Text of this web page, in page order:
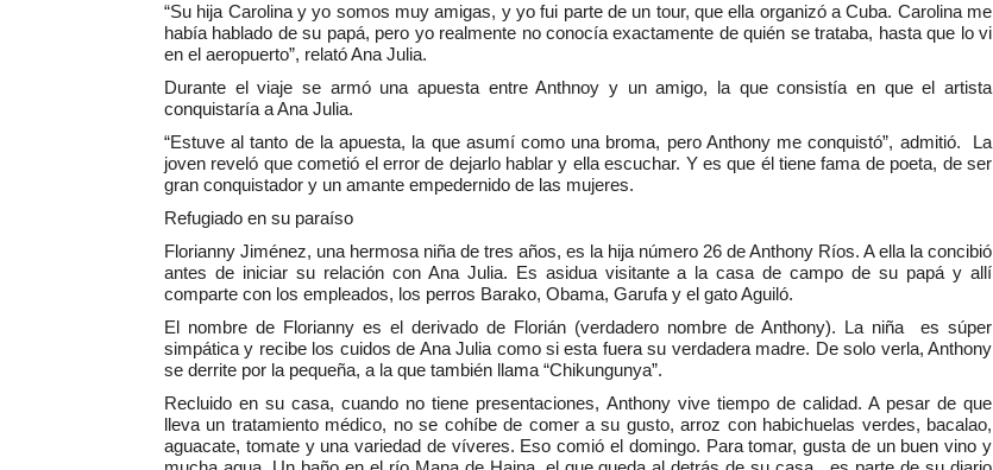
“Su hija Carolina y yo somos muy amigas, y yo fui parte de un tour, que ella organizó a Cuba. Carolina me
había hablado de su papá, pero yo realmente no conocía exactamente de quién se trataba, hasta que lo vi
en el aeropuerto”, relató Ana Julia.
Durante el viaje se armó una apuesta entre Anthnoy y un amigo, la que consistía en que el artista
conquistaría a Ana Julia.
“Estuve al tanto de la apuesta, la que asumí como una broma, pero Anthony me conquistó”, admitió. La
joven reveló que cometió el error de dejarlo hablar y ella escuchar. Y es que él tiene fama de poeta, de ser
gran conquistador y un amante empedernido de las mujeres.
Refugiado en su paraíso
Florianny Jiménez, una hermosa niña de tres años, es la hija número 26 de Anthony Ríos. A ella la concibió
antes de iniciar su relación con Ana Julia. Es asidua visitante a la casa de campo de su papá y allí
comparte con los empleados, los perros Barako, Obama, Garufa y el gato Aguiló.
El nombre de Florianny es el derivado de Florián (verdadero nombre de Anthony). La niña es súper
simpática y recibe los cuidos de Ana Julia como si esta fuera su verdadera madre. De solo verla, Anthony
se derrite por la pequeña, a la que también llama “Chikungunya”.
Recluido en su casa, cuando no tiene presentaciones, Anthony vive tiempo de calidad. A pesar de que
lleva un tratamiento médico, no se cohíbe de comer a su gusto, arroz con habichuelas verdes, bacalao,
aguacate, tomate y una variedad de víveres. Eso comió el domingo. Para tomar, gusta de un buen vino y